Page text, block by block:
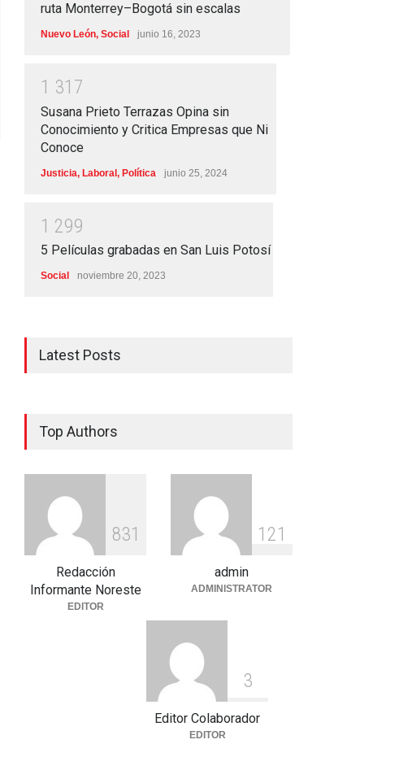
ruta Monterrey–Bogotá sin escalas
Nuevo León, Social junio 16, 2023
1 31 7
Susana Prieto Terrazas Opina sin
Conocimiento y Critica Empresas que Ni
Conoce
Justicia, Laboral , Política junio 25, 2024
1 299
5 Películas grabadas en San Luis Potosí
Social noviembre 20, 2023
Latest Posts
Top Authors
831
Redacción
Informante Noreste
EDITOR
1 21
admin
ADMINISTRATOR
3
Editor Colaborador
EDITOR